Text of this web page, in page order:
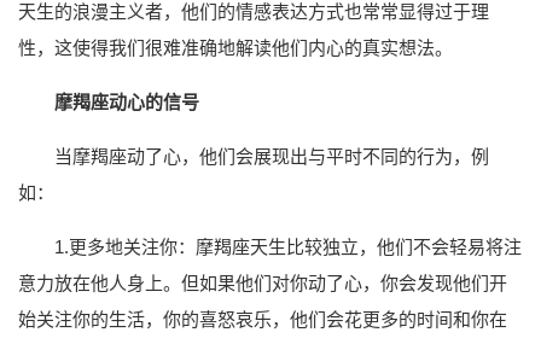
天生的浪漫主义者，他们的情感表达方式也常常显得过于理
性，这使得我们很难准确地解读他们内心的真实想法。
摩羯座动心的信号
当摩羯座动了心，他们会展现出与平时不同的行为，例
如：
1.更多地关注你：摩羯座天生比较独立，他们不会轻易将注
意力放在他人身上。但如果他们对你动了心，你会发现他们开
始关注你的生活，你的喜怒哀乐，他们会花更多的时间和你在